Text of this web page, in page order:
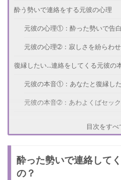
酔う勢いで連絡をする元彼の心理
元彼の心理①：酔った勢いで告
元彼の心理➁：寂しさを紛らわ
復縁したい...連絡をしてくる元彼の
元彼の本音①：あなたと復縁し
元彼の本音➁：あわよくばセッ
男子が見せるサイン➁：あなた
目次をすべ
酔った勢いで連絡して
の？